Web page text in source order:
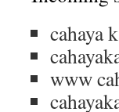
cahaya
www